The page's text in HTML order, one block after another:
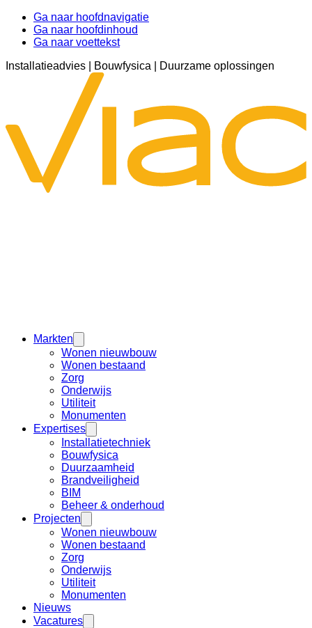
Ga naar hoofdnavigatie
Ga naar hoofdinhoud
Ga naar voettekst
Installatieadvies | Bouwfysica | Duurzame oplossingen
Markten
Wonen nieuwbouw
Wonen bestaand
Zorg
Onderwijs
Utiliteit
Monumenten
Expertises
Installatietechniek
Bouwfysica
Duurzaamheid
Brandveiligheid
BIM
Beheer & onderhoud
Projecten
Wonen nieuwbouw
Wonen bestaand
Zorg
Onderwijs
Utiliteit
Monumenten
Nieuws
Vacatures